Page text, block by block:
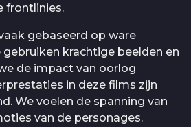
frontlinies.
gebaseerd op ware
gebruiken krachtige beelden en
de impact van oorlog
in deze films zijn
We voelen de spanning van
van de personages.